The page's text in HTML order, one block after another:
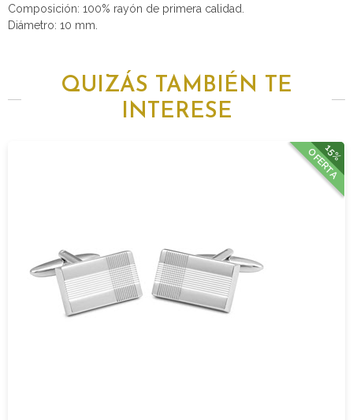
Composición: 100% rayón de primera calidad.
Diámetro: 10 mm.
QUIZÁS TAMBIÉN TE
INTERESE
15%
OFERTA